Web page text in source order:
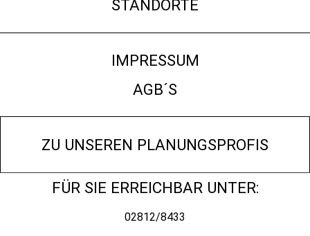
STANDORTE
IMPRESSUM
AGB´S
ZU UNSEREN PLANUNGSPROFIS
FÜR SIE ERREICHBAR UNTER:
02812/8433